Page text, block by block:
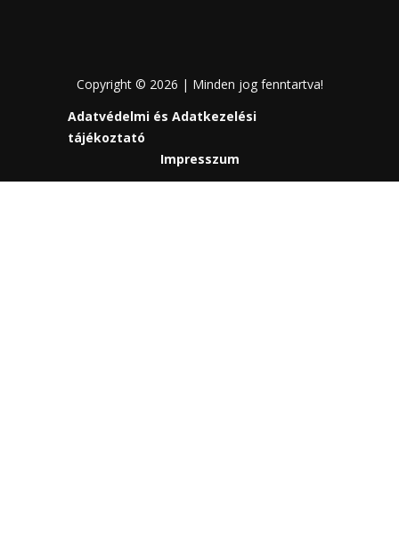
Copyright © 2026 | Minden jog fenntartva!
Adatvédelmi és Adatkezelési
tájékoztató
Impresszum